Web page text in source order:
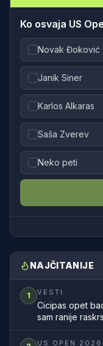
Ko osvaja US
Novak Đoković
Janik Siner
Karlos Alkaras
Saša Zverev
Neko peti
NAJČITANIJE
1 VESTI
Cicipas opet
sam ranije
US OPEN 2026